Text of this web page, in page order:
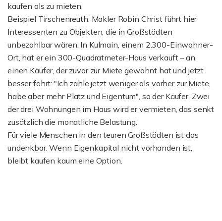
kaufen als zu mieten.
Beispiel Tirschenreuth: Makler Robin Christ führt hier
Interessenten zu Objekten, die in Großstädten
unbezahlbar wären. In Kulmain, einem 2.300-Einwohner-
Ort, hat er ein 300-Quadratmeter-Haus verkauft – an
einen Käufer, der zuvor zur Miete gewohnt hat und jetzt
besser fährt: "Ich zahle jetzt weniger als vorher zur Miete,
habe aber mehr Platz und Eigentum", so der Käufer. Zwei
der drei Wohnungen im Haus wird er vermieten, das senkt
zusätzlich die monatliche Belastung.
Für viele Menschen in den teuren Großstädten ist das
undenkbar. Wenn Eigenkapital nicht vorhanden ist,
bleibt kaufen kaum eine Option.